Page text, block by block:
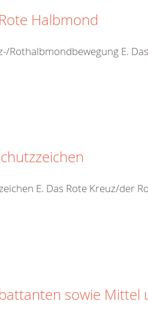
Halbmond
Rothalbmondbewegung E.
E. Das Rote Kreuz/der
sowie